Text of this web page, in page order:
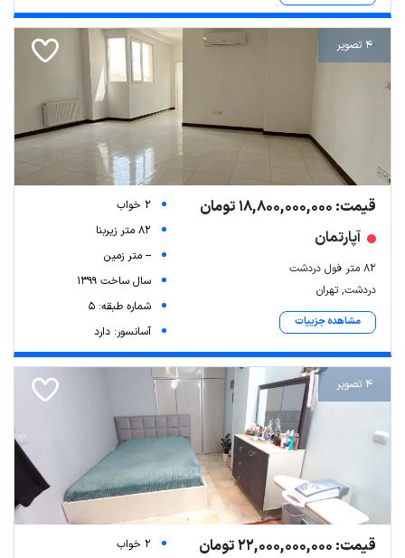
4 تصویر
قیمت: 18,800,000,000 تومان
آپارتمان
۸۲ متر فول دردشت
دردشت, تهران
مشاهده جزییات
2 خواب
82 متر زیربنا
-- متر زمین
سال ساخت 1399
شماره طبقه: 5
آسانسور: دارد
4 تصویر
قیمت: 22,000,000,000 تومان
2 خواب